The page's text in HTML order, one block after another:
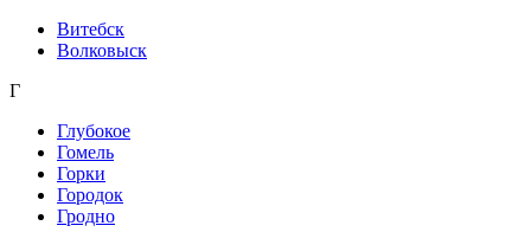
Витебск
Волковыск
Г
Глубокое
Гомель
Горки
Городок
Гродно